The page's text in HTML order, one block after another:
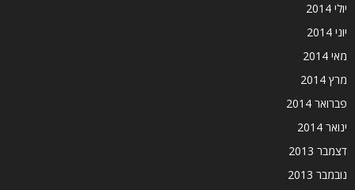
יולי 2014
יוני 2014
מאי 2014
מרץ 2014
פברואר 2014
ינואר 2014
דצמבר 2013
נובמבר 2013